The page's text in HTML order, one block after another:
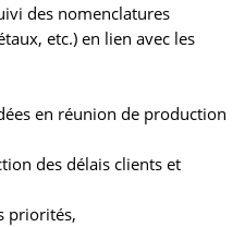
des nomenclatures
etc.) en lien avec les
en réunion de production
des délais clients et
priorités,